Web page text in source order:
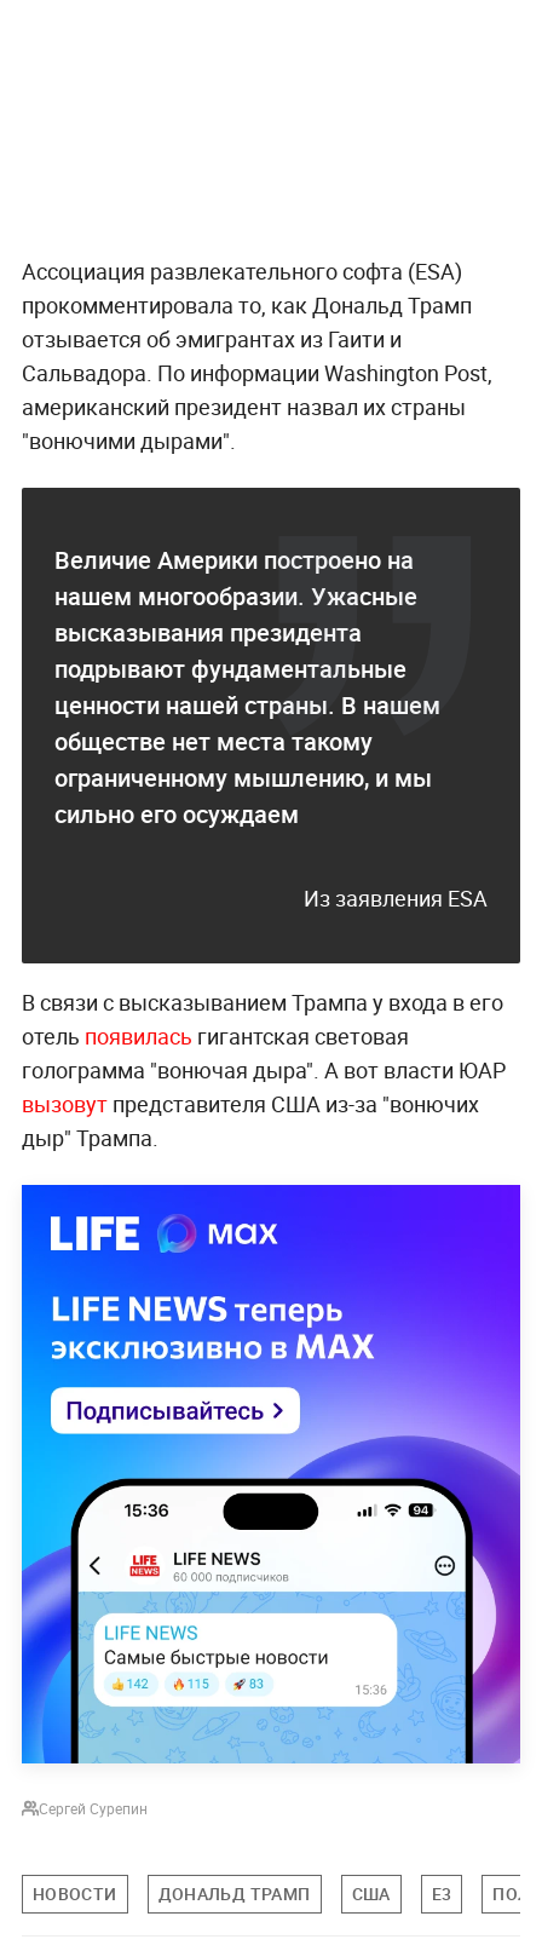
Ассоциация развлекательного софта (ESA)
прокомментировала то, как Дональд Трамп
отзывается об эмигрантах из Гаити и
Сальвадора. По информации Washington Post,
американский президент назвал их страны
"вонючими дырами".
Величие Америки построено на
нашем многообразии. Ужасные
высказывания президента
подрывают фундаментальные
ценности нашей страны. В нашем
обществе нет места такому
ограниченному мышлению, и мы
сильно его осуждаем
Из заявления ESA
В связи с высказыванием Трампа у входа в его
отель появилась гигантская световая
голограмма "вонючая дыра". А вот власти ЮАР
вызовут представителя США из-за "вонючих
дыр" Трампа.
Сергей Сурепин
НОВОСТИ ДОНАЛЬД ТРАМП США E3